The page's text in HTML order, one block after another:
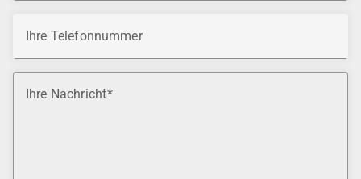
Ihre Telefonnummer
Ihre Nachricht